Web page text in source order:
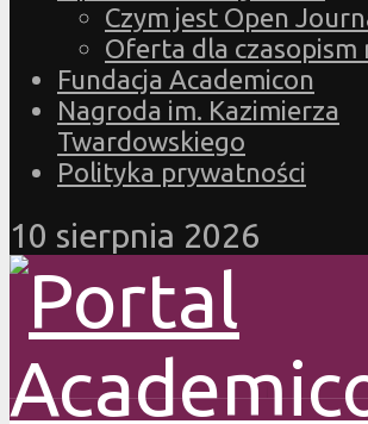
Czym jest Open
Oferta dla czasopism
Fundacja Academicon
Nagroda im. Kazimierza
Twardowskiego
Polityka prywatności
10 sierpnia 2026